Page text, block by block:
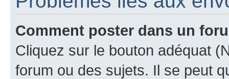
Comment poster dans un
Cliquez sur le bouton adéquat
forum ou des sujets. Il se peut